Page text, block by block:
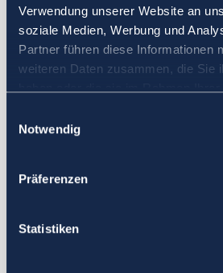
Verwendung unserer Website an
soziale Medien, Werbung und
Partner führen diese Informationen
weiteren Daten zusammen, die Sie
Notwendig
Präferenzen
Statistiken